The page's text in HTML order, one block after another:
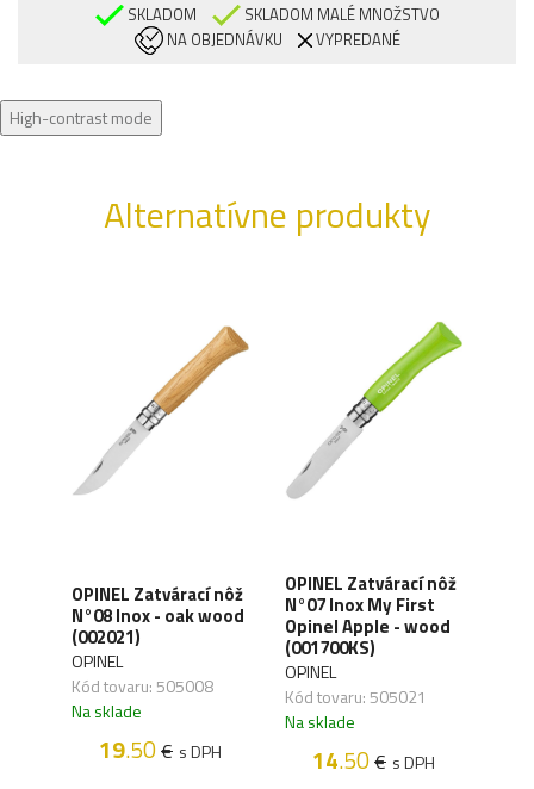
SKLADOM
SKLADOM MALÉ MNOŽSTVO
NA OBJEDNÁVKU
VYPREDANÉ
High-contrast mode
Alternatívne produkty
OPINEL Zatvárací nôž
N°08 Inox - oak wood
(002021)
OPINEL
Kód tovaru: 505008
Na sklade
19.50€ s DPH
OPINEL Zatvárací nôž
N°07 Inox My First
Opinel Apple - wood
(001700KS)
OPINEL
Kód tovaru: 505021
Na sklade
14.50€ s DPH